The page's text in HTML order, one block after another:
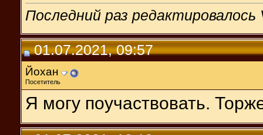
Последний раз
01.07.2021, 09:57
Йохан
Посетитель
Я могу поучаствовать.